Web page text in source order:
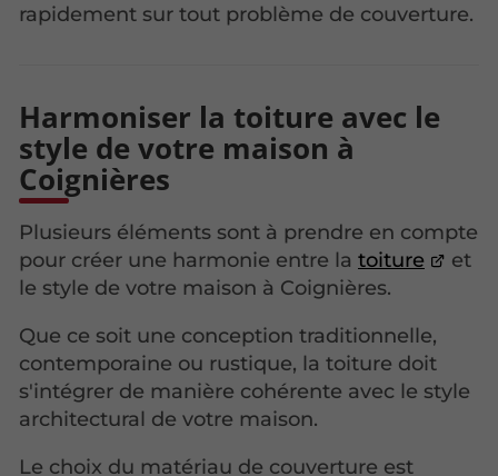
rapidement sur tout problème de couverture.
Harmoniser la toiture avec le
style de votre maison à
Coignières
Plusieurs éléments sont à prendre en compte
pour créer une harmonie entre la toiture
et
le style de votre maison à Coignières.
Que ce soit une conception traditionnelle,
contemporaine ou rustique, la toiture doit
s'intégrer de manière cohérente avec le style
architectural de votre maison.
Le choix du matériau de couverture est